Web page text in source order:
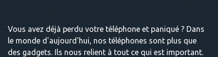
Vous avez déjà perdu votre téléphone et paniqué ? Dans
le monde d'aujourd'hui, nos téléphones sont plus que
des gadgets. Ils nous relient à tout ce qui est important.